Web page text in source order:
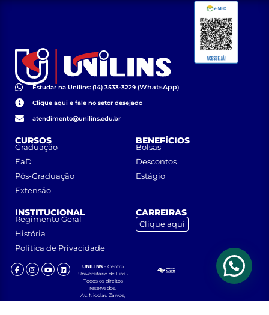
Estudar na Unilins: (14) 3533-3229 (WhatsApp)
Clique aqui e fale no setor desejado
atendimento@unilins.edu.br
CURSOS
Graduação
EaD
Pós-Graduação
Extensão
BENEFÍCIOS
Bolsas
Descontos
Estágio
INSTITUCIONAL
Regimento Geral
História
Política de Privacidade
CARREIRAS
Clique aqui
UNILINS – Centro
Universitário de Lins •
Todos os direitos
reservados.
Av. Nicolau Zarvos,
1925 – Jardim